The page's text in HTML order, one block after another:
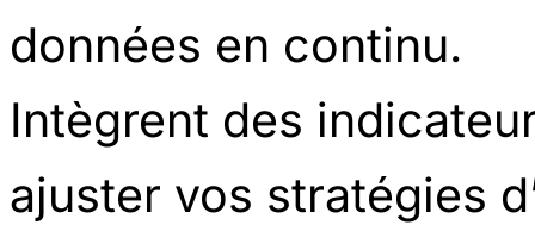
données en continu.
Intègrent des
ajuster vos stratégies